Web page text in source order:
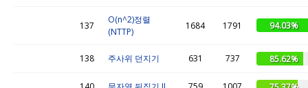
137
O(n^2)정렬
(NTTP)
1684 1791 94.03%
138 주사위 던지기 631 737 85.62%